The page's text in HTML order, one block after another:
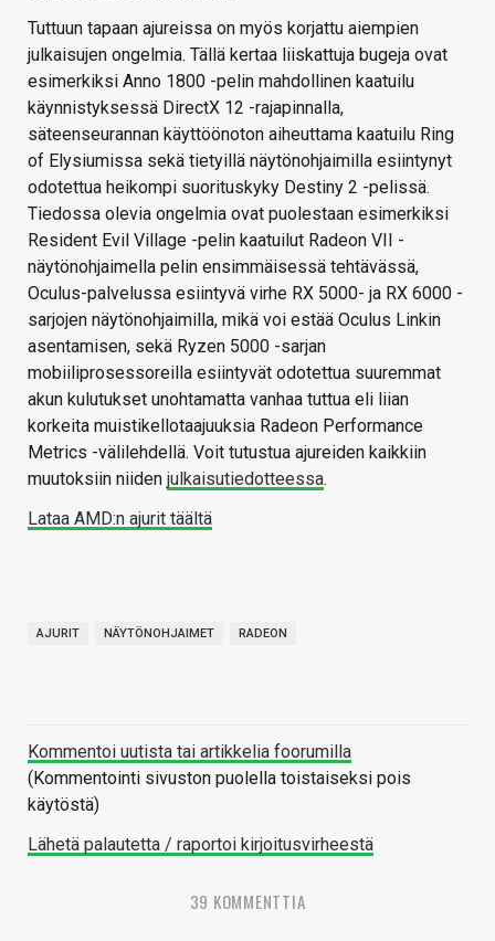
Tuttuun tapaan ajureissa on myös korjattu aiempien
julkaisujen ongelmia. Tällä kertaa liiskattuja bugeja ovat
esimerkiksi Anno 1800 -pelin mahdollinen kaatuilu
käynnistyksessä DirectX 12 -rajapinnalla,
säteenseurannan käyttöönoton aiheuttama kaatuilu Ring
of Elysiumissa sekä tietyillä näytönohjaimilla esiintynyt
odotettua heikompi suorituskyky Destiny 2 -pelissä.
Tiedossa olevia ongelmia ovat puolestaan esimerkiksi
Resident Evil Village -pelin kaatuilut Radeon VII -
näytönohjaimella pelin ensimmäisessä tehtävässä,
Oculus-palvelussa esiintyvä virhe RX 5000- ja RX 6000 -
sarjojen näytönohjaimilla, mikä voi estää Oculus Linkin
asentamisen, sekä Ryzen 5000 -sarjan
mobiiliprosessoreilla esiintyvät odotettua suuremmat
akun kulutukset unohtamatta vanhaa tuttua eli liian
korkeita muistikellotaajuuksia Radeon Performance
Metrics -välilehdellä. Voit tutustua ajureiden kaikkiin
muutoksiin niiden julkaisutiedotteessa.
Lataa AMD:n ajurit täältä
AJURIT NÄYTÖNOHJAIMET RADEON
Kommentoi uutista tai artikkelia foorumilla
(Kommentointi sivuston puolella toistaiseksi pois
käytöstä)
Lähetä palautetta / raportoi kirjoitusvirheestä
39 KOMMENTTIA